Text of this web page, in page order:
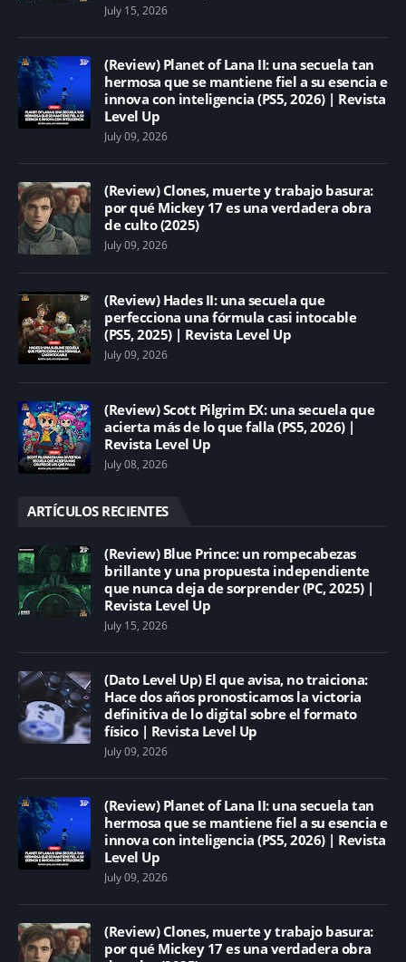
July 15, 2026
(Review) Planet of Lana II: una secuela tan
hermosa que se mantiene fiel a su esencia e
innova con inteligencia (PS5, 2026) | Revista
Level Up
July 09, 2026
(Review) Clones, muerte y trabajo basura:
por qué Mickey 17 es una verdadera obra
de culto (2025)
July 09, 2026
(Review) Hades II: una secuela que
perfecciona una fórmula casi intocable
(PS5, 2025) | Revista Level Up
July 09, 2026
(Review) Scott Pilgrim EX: una secuela que
acierta más de lo que falla (PS5, 2026) |
Revista Level Up
July 08, 2026
ARTÍCULOS RECIENTES
(Review) Blue Prince: un rompecabezas
brillante y una propuesta independiente
que nunca deja de sorprender (PC, 2025) |
Revista Level Up
July 15, 2026
(Dato Level Up) El que avisa, no traiciona:
Hace dos años pronosticamos la victoria
definitiva de lo digital sobre el formato
físico | Revista Level Up
July 09, 2026
(Review) Planet of Lana II: una secuela tan
hermosa que se mantiene fiel a su esencia e
innova con inteligencia (PS5, 2026) | Revista
Level Up
July 09, 2026
(Review) Clones, muerte y trabajo basura:
por qué Mickey 17 es una verdadera obra